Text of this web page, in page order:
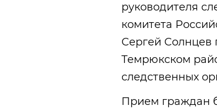
руководителя
комитета
Сергей Солнцев
Темрюкском
следственных
Прием граждан